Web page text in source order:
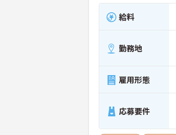
給料
勤務地
雇用形態
応募要件